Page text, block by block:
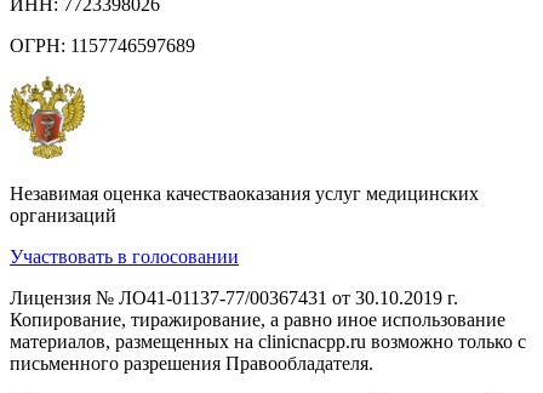
ИНН: 7723398026
ОГРН: 1157746597689
Незавимая оценка качестваоказания услуг медицинских
организаций
Участвовать в голосовании
Лицензия № ЛО41-01137-77/00367431 от 30.10.2019 г.
Копирование, тиражирование, а равно иное использование
материалов, размещенных на clinicnacpp.ru возможно только с
письменного разрешения Правообладателя.